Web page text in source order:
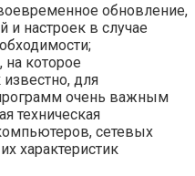
обновление,
и настроек в случае
которое
для
очень важным
техническая
сетевых
характеристик